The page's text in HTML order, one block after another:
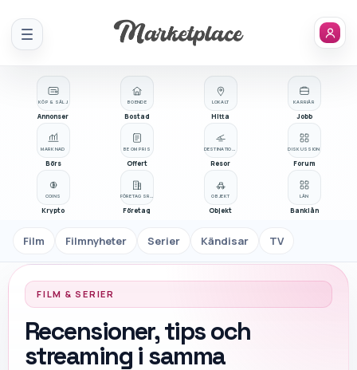
Meny
KÖP & SÄLJ
Annonser
BOENDE
Bostad
OBJEKT
Objekt
BE OM PRIS
Offert
Företag
LÅN
Banklån
MARKNAD
Börs
LOKALT
Hitta
KARRIÄR
Jobb
Resor
COINS
Krypto
DISKUSSION
Forum
Film Filmnyheter Serier Kändisar TV
FILM & SERIER
Recensioner, tips och
streaming i samma